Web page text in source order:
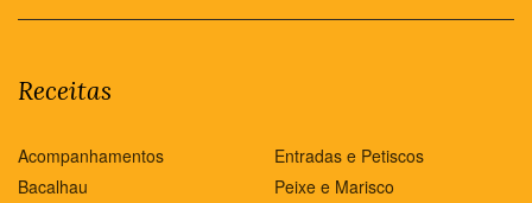
Receitas
Acompanhamentos
Bacalhau
Entradas e Petiscos
Peixe e Marisco